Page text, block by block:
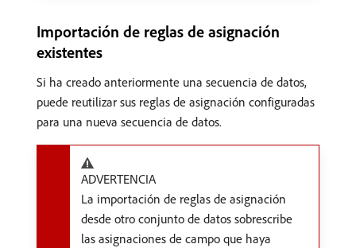
Importación de reglas de asignación
existentes
Si ha creado anteriormente una secuencia de datos,
puede reutilizar sus reglas de asignación configuradas
para una nueva secuencia de datos.
ADVERTENCIA
La importación de reglas de asignación
desde otro conjunto de datos sobrescribe
las asignaciones de campo que haya